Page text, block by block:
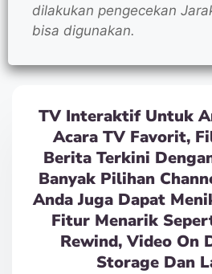
dilakukan pengecekan
bisa digunakan.
TV Interaktif Untuk
Acara TV Favorit,
Berita Terkini
Banyak Pilihan
Anda Juga Dapat
Fitur Menarik
Rewind, Video On
Storage Dan